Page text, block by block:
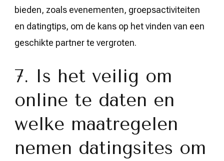
bieden, zoals evenementen, groepsactiviteiten
en datingtips, om de kans op het vinden van een
geschikte partner te vergroten.
7. Is het veilig om
online te daten en
welke maatregelen
nemen datingsites om